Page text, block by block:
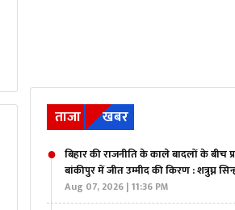
ताजा खबर
बिहार की राजनीति के काले बादलों के बीच
बांकीपुर में जीत उम्मीद की किरण : शत्रुघ्न
Aug 07, 2026 | 11:36 PM